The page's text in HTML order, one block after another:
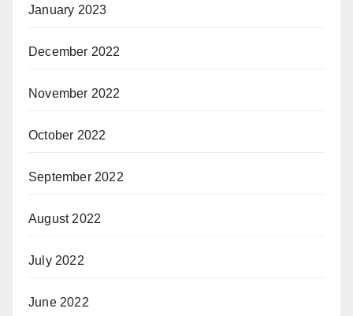
January 2023
December 2022
November 2022
October 2022
September 2022
August 2022
July 2022
June 2022